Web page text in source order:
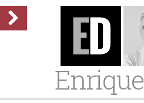
Enrique